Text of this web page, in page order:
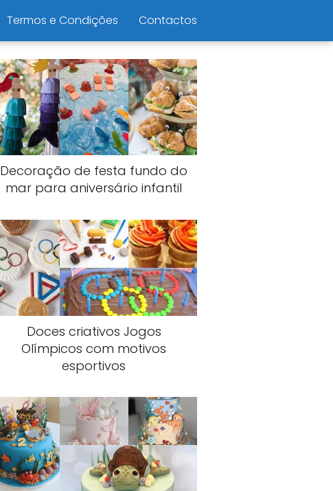
Termos e Condições Contactos
Decoração de festa fundo do
mar para aniversário infantil
Doces criativos Jogos
Olímpicos com motivos
esportivos